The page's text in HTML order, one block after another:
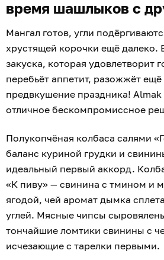
время шашлыков с
Мангал готов, угли
хрустящей корочки ещё далеко.
закуска, которая удовлетворит
перебьёт аппетит, разожжёт
предвкушение праздника! Almak
отличное бескомпромиссное
Полукопчёная колбаса салями
баланс куриной грудки и
идеальный первый аккорд.
«К пиву» — свинина с тмином и
ягодой, чей аромат дымка
углей. Мясные чипсы
тончайшие ломтики свинины с
исчезающие с тарелки первыми.